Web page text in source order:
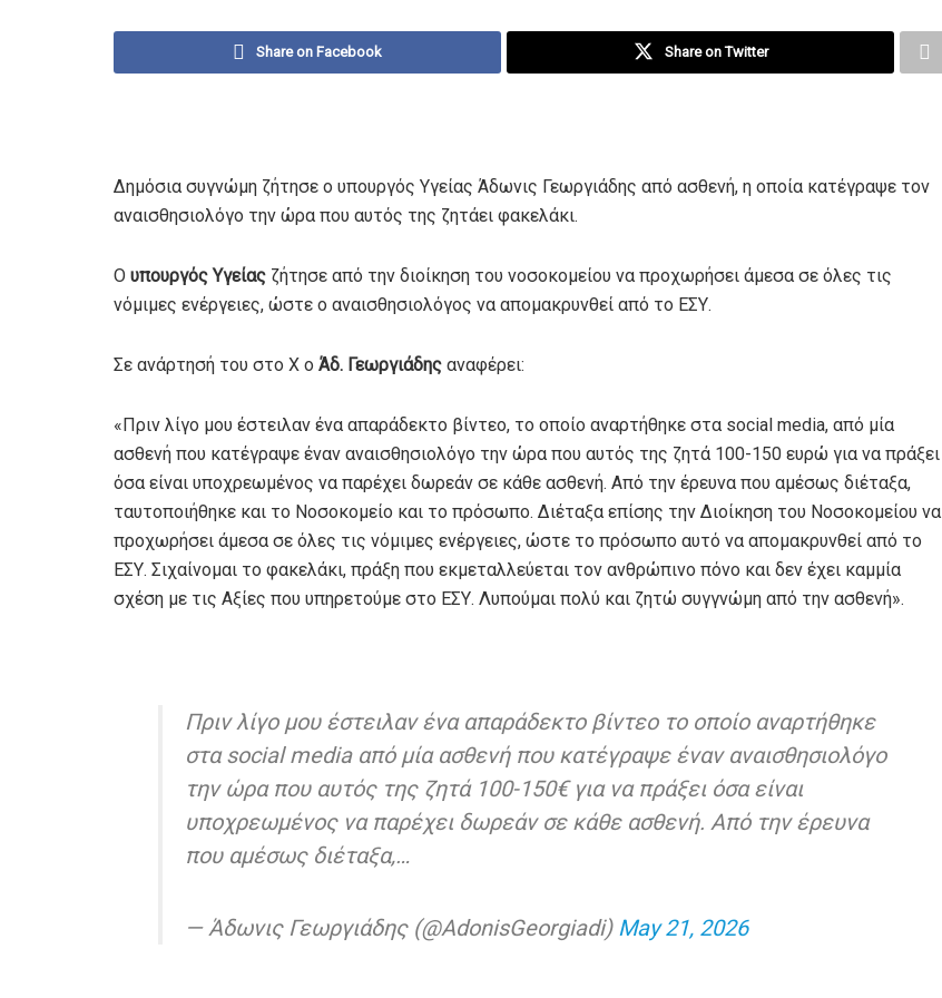
Share on Facebook Share on Twitter
Δημόσια συγνώμη ζήτησε ο υπουργός Υγείας Άδωνις Γεωργιάδης από ασθενή, η οποία κατέγραψε τον
αναισθησιολόγο την ώρα που αυτός της ζητάει φακελάκι.
Ο υπουργός Υγείας ζήτησε από την διοίκηση του νοσοκομείου να προχωρήσει άμεσα σε όλες τις
νόμιμες ενέργειες, ώστε ο αναισθησιολόγος να απομακρυνθεί από το ΕΣΥ.
Σε ανάρτησή του στο Χ ο Άδ. Γεωργιάδης αναφέρει:
«Πριν λίγο μου έστειλαν ένα απαράδεκτο βίντεο, το οποίο αναρτήθηκε στα social media, από μία
ασθενή που κατέγραψε έναν αναισθησιολόγο την ώρα που αυτός της ζητά 100-150 ευρώ για να πράξει
όσα είναι υποχρεωμένος να παρέχει δωρεάν σε κάθε ασθενή. Από την έρευνα που αμέσως διέταξα,
ταυτοποιήθηκε και το Νοσοκομείο και το πρόσωπο. Διέταξα επίσης την Διοίκηση του Νοσοκομείου να
προχωρήσει άμεσα σε όλες τις νόμιμες ενέργειες, ώστε το πρόσωπο αυτό να απομακρυνθεί από το
ΕΣΥ. Σιχαίνομαι το φακελάκι, πράξη που εκμεταλλεύεται τον ανθρώπινο πόνο και δεν έχει καμμία
σχέση με τις Αξίες που υπηρετούμε στο ΕΣΥ. Λυπούμαι πολύ και ζητώ συγγνώμη από την ασθενή».
Πριν λίγο μου έστειλαν ένα απαράδεκτο βίντεο το οποίο αναρτήθηκε
στα social media από μία ασθενή που κατέγραψε έναν αναισθησιολόγο
την ώρα που αυτός της ζητά 100-150€ για να πράξει όσα είναι
υποχρεωμένος να παρέχει δωρεάν σε κάθε ασθενή. Από την έρευνα
που αμέσως διέταξα,…
— Άδωνις Γεωργιάδης (@AdonisGeorgiadi) May 21, 2026